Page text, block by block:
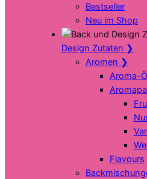
Bestseller
Neu im Shop
Design Zutaten ❯
Aromen ❯
Aroma-
Flavours